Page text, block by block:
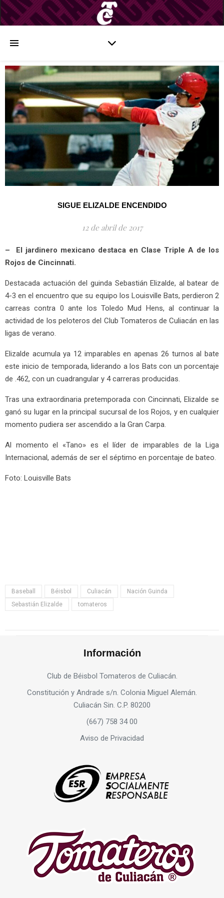
SIGUE ELIZALDE ENCENDIDO
12 de abril de 2017
– El jardinero mexicano destaca en Clase Triple A de los
Rojos de Cincinnati.
Destacada actuación del guinda Sebastián Elizalde, al batear de
4-3 en el encuentro que su equipo los Louisville Bats, perdieron 2
carreas contra 0 ante los Toledo Mud Hens, al continuar la
actividad de los peloteros del Club Tomateros de Culiacán en las
ligas de verano.
Elizalde acumula ya 12 imparables en apenas 26 turnos al bate
este inicio de temporada, liderando a los Bats con un porcentaje
de .462, con un cuadrangular y 4 carreras producidas.
Tras una extraordinaria pretemporada con Cincinnati, Elizalde se
ganó su lugar en la principal sucursal de los Rojos, y en cualquier
momento pudiera ser ascendido a la Gran Carpa.
Al momento el «Tano» es el líder de imparables de la Liga
Internacional, además de ser el séptimo en porcentaje de bateo.
Foto: Louisville Bats
Baseball Béisbol Culiacán
Nación Guinda
Sebastián Elizalde
tomateros
Información
Club de Béisbol Tomateros de Culiacán.
Constitución y Andrade s/n. Colonia Miguel Alemán.
Culiacán Sin. C.P. 80200
(667) 758 34 00
Aviso de Privacidad